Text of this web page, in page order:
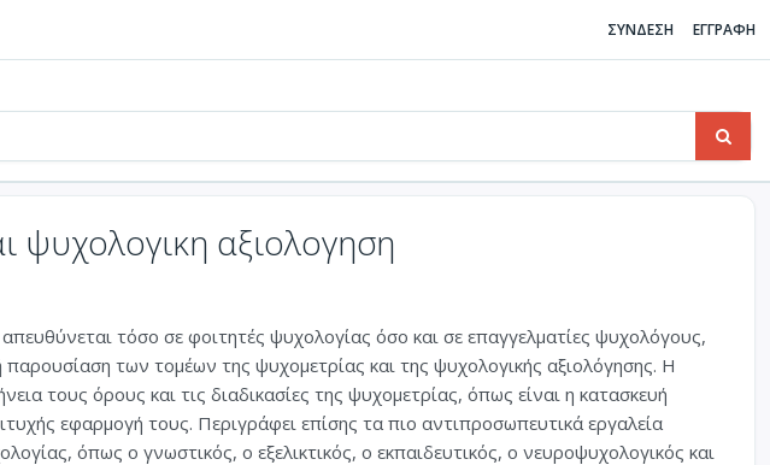
ΣΥΝΔΕΣΗ ΕΓΓΡΑΦΗ
ψυχολογικη αξιολογηση
απευθύνεται τόσο σε φοιτητές ψυχολογίας όσο και σε επαγγελματίες ψυχολόγους,
παρουσίαση των τομέων της ψυχομετρίας και της ψυχολογικής αξιολόγησης. Η
τους όρους και τις διαδικασίες της ψυχομετρίας, όπως είναι η κατασκευή
εφαρμογή τους. Περιγράφει επίσης τα πιο αντιπροσωπευτικά εργαλεία
όπως ο γνωστικός, ο εξελικτικός, ο εκπαιδευτικός, ο νευροψυχολογικός και